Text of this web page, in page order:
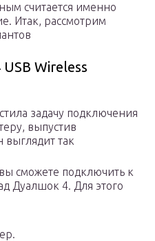
считается именно
Итак, рассмотрим
Wireless
задачу подключения
выпустив
выглядит так
сможете подключить к
Дуалшок 4. Для этого